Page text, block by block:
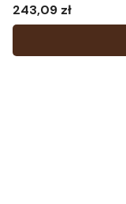
Cena
243,09 zł